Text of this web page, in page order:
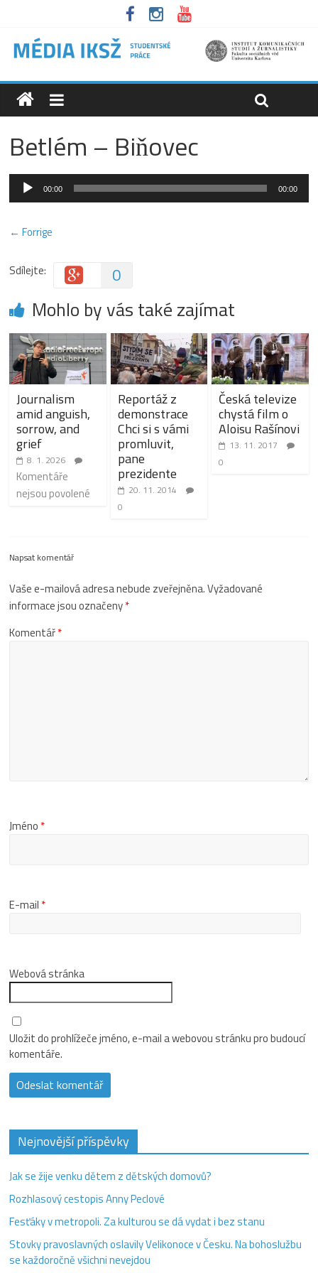
Betlém – Biňovec
Audio
přehrávač
00:00 00:00
← Forrige
Sdílejte: 0
Mohlo by vás také zajímat
Journalism
amid anguish,
sorrow, and
grief
8. 1. 2026
Komentáře
nejsou povolené
Reportáž z
demonstrace
Chci si s vámi
promluvit,
pane
prezidente
20. 11. 2014
0
Česká televize
chystá film o
Aloisu Rašínovi
13. 11. 2017
0
Napsat komentář
Vaše e-mailová adresa nebude zveřejněna.Vyžadované
informace jsou označeny*
Komentář*
Jméno *
E-mail *
Webová stránka
Uložit do prohlížeče jméno, e-mail a webovou stránku pro budoucí
komentáře.
Nejnovější příspěvky
Jak se žije venku dětem z dětských domovů?
Rozhlasový cestopis Anny Peclové
Fesťáky v metropoli. Za kulturou se dá vydat i bez stanu
Stovky pravoslavných oslavily Velikonoce v Česku. Na bohoslužbu
se každoročně všichni nevejdou